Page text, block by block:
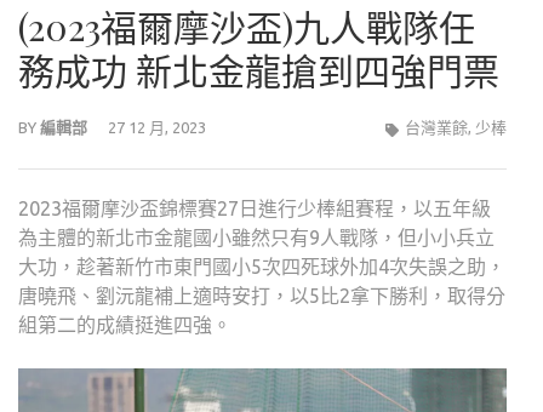
(2023福爾摩沙盃)九人戰隊任
務成功 新北金龍搶到四強門票
BY 編輯部 27 12 月, 2023 台灣業餘, 少棒
2023福爾摩沙盃錦標賽27日進行少棒組賽程，以五年級
為主體的新北市金龍國小雖然只有9人戰隊，但小小兵立
大功，趁著新竹市東門國小5次四死球外加4次失誤之助，
唐曉飛、劉沅龍補上適時安打，以5比2拿下勝利，取得分
組第二的成績挺進四強。